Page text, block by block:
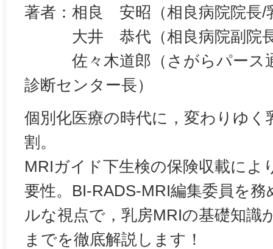
著者：相良 安昭（相良病院院長/
大井 恭代（相良病院副院長
佐々木道郎（さがらパース通
診断センター長）
個別化医療の時代に，変わりゆく
割。
MRIガイド下生検の保険収載によ
要性。BI-RADS-MRI編集委員を
ルな視点で，乳房MRIの基礎知識
までを徹底解説します！